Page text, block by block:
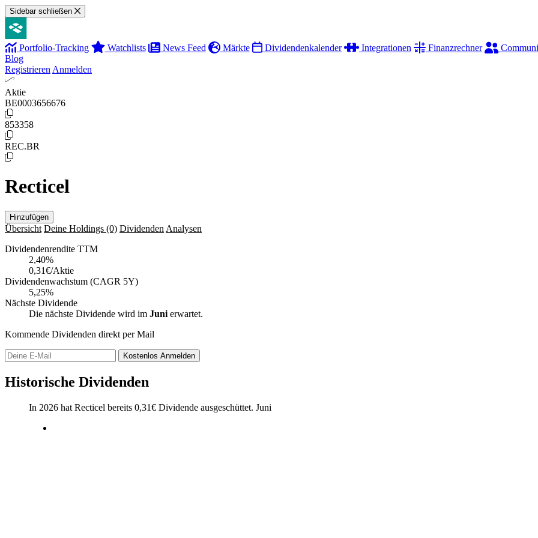
Sidebar schließen
Portfolio-Tracking Watchlists News Feed Märkte Dividendenkalender Integrationen Finanzrechner
Blog
Registrieren Anmelden
Aktie
BE0003656676
853358
REC.BR
Recticel
Hinzufügen
Übersicht Deine Holdings (0) Dividenden Analysen
Dividendenrendite TTM
2,40%
0,31€/Aktie
Dividendenwachstum (CAGR 5Y)
5,25%
Nächste Dividende
Die nächste Dividende wird im Juni erwartet.
Kommende Dividenden direkt per Mail
Kostenlos Anmelden
Historische Dividenden
In 2026 hat Recticel bereits 0,31€ Dividende ausgeschüttet. Juni